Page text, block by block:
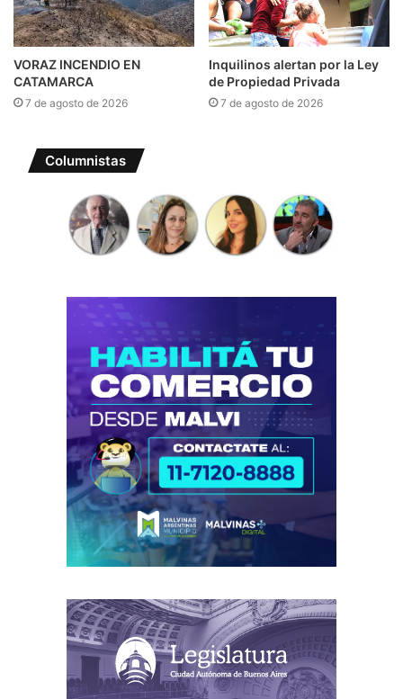
VORAZ INCENDIO EN
CATAMARCA
7 de agosto de 2026
Inquilinos alertan por la Ley
de Propiedad Privada
7 de agosto de 2026
Columnistas